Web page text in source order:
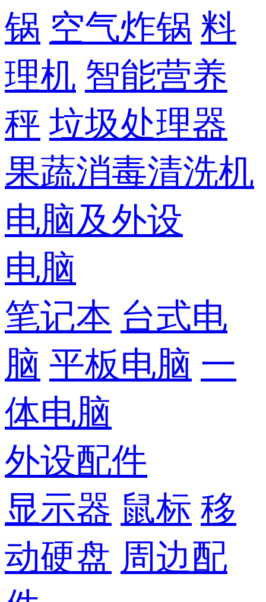
锅 空气炸锅 料
理机 智能营养
秤 垃圾处理器
果蔬消毒清洗机
电脑及外设
电脑
笔记本 台式电
脑 平板电脑 一
体电脑
外设配件
显示器 鼠标 移
动硬盘 周边配